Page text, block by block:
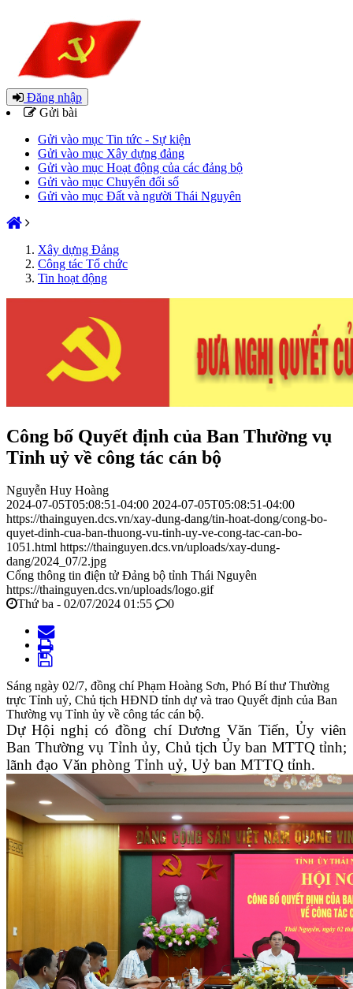
Đăng nhập
Gửi bài
Gửi vào mục Tin tức - Sự kiện
Gửi vào mục Xây dựng đảng
Gửi vào mục Hoạt động của các đảng bộ
Gửi vào mục Chuyển đổi số
Gửi vào mục Đất và người Thái Nguyên
Xây dựng Đảng
Công tác Tổ chức
Tin hoạt động
Công bố Quyết định của Ban Thường vụ
Tỉnh uỷ về công tác cán bộ
Nguyễn Huy Hoàng
2024-07-05T05:08:51-04:00 2024-07-05T05:08:51-04:00
https://thainguyen.dcs.vn/xay-dung-dang/tin-hoat-dong/cong-bo-
quyet-dinh-cua-ban-thuong-vu-tinh-uy-ve-cong-tac-can-bo-
1051.html https://thainguyen.dcs.vn/uploads/xay-dung-
dang/2024_07/2.jpg
Cổng thông tin điện tử Đảng bộ tỉnh Thái Nguyên
https://thainguyen.dcs.vn/uploads/logo.gif
Thứ ba - 02/07/2024 01:55
0
Sáng ngày 02/7, đồng chí Phạm Hoàng Sơn, Phó Bí thư Thường
trực Tỉnh uỷ, Chủ tịch HĐND tỉnh dự và trao Quyết định của Ban
Thường vụ Tỉnh ủy về công tác cán bộ.
Dự Hội nghị có đồng chí Dương Văn Tiến, Ủy viên
Ban Thường vụ Tỉnh ủy, Chủ tịch Ủy ban MTTQ tỉnh;
lãnh đạo Văn phòng Tỉnh uỷ, Uỷ ban MTTQ tỉnh.